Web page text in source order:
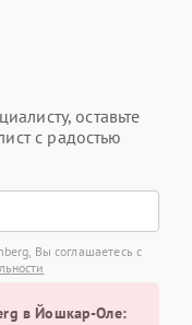
оставьте
с радостью
Вы соглашаетесь с
в Йошкар-Оле: